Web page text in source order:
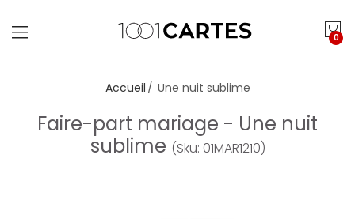
0
Accueil Une nuit sublime
Faire-part mariage - Une nuit
sublime (Sku: 01MAR1210)